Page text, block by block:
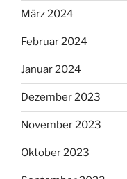
März 2024
Februar 2024
Januar 2024
Dezember 2023
November 2023
Oktober 2023